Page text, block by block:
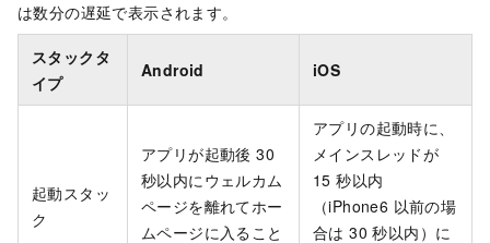
は数分の遅延で表示されます。
スタックタ
イプ
Android iOS
起動スタッ
ク
アプリが起動後 30
秒以内にウェルカム
ページを離れてホー
ムページに入ること
アプリの起動時に、
メインスレッドが
15 秒以内
（iPhone6 以前の場
合は 30 秒以内）に